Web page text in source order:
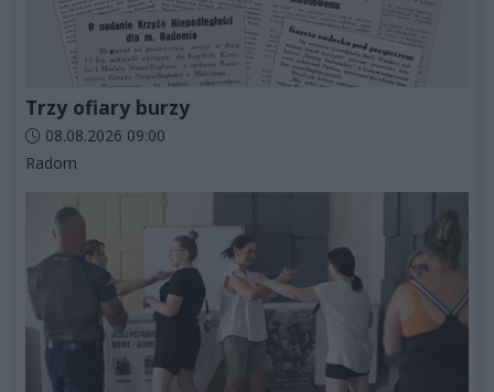
Trzy ofiary burzy
Data dodania artykułu:
08.08.2026 09:00
Kategorie artykułu:
Radom